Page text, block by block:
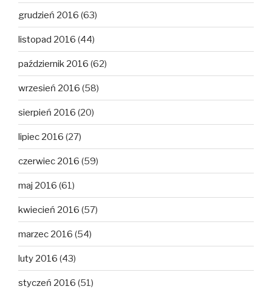
grudzień 2016 (63)
listopad 2016 (44)
październik 2016 (62)
wrzesień 2016 (58)
sierpień 2016 (20)
lipiec 2016 (27)
czerwiec 2016 (59)
maj 2016 (61)
kwiecień 2016 (57)
marzec 2016 (54)
luty 2016 (43)
styczeń 2016 (51)